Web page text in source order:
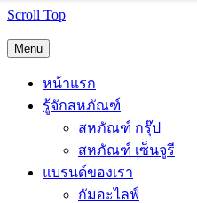
Scroll Top
Menu
หน้าแรก
รู้จักสหภัณฑ์
สหภัณฑ์ กรุ๊ป
สหภัณฑ์ เซ็นจูรี
แบรนด์ของเรา
กัมอะไลฟ์